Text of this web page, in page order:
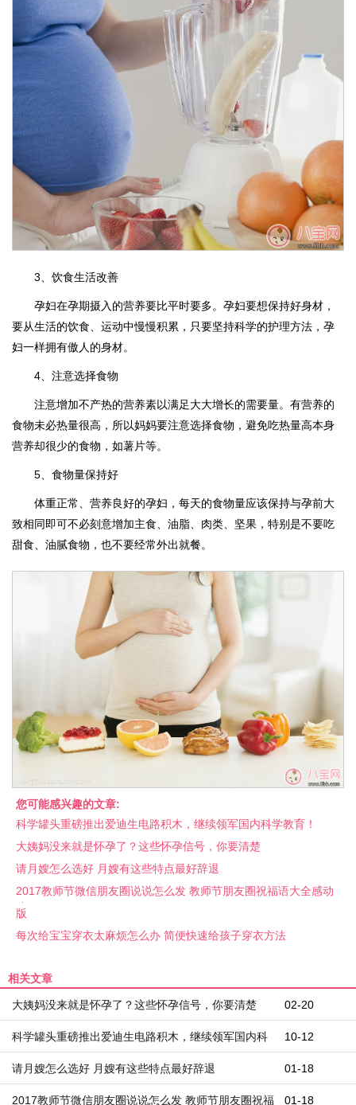
3、饮食生活改善
孕妇在孕期摄入的营养要比平时要多。孕妇要想保持好身材，
要从生活的饮食、运动中慢慢积累，只要坚持科学的护理方法，孕
妇一样拥有傲人的身材。
4、注意选择食物
注意增加不产热的营养素以满足大大增长的需要量。有营养的
食物未必热量很高，所以妈妈要注意选择食物，避免吃热量高本身
营养却很少的食物，如薯片等。
5、食物量保持好
体重正常、营养良好的孕妇，每天的食物量应该保持与孕前大
致相同即可不必刻意增加主食、油脂、肉类、坚果，特别是不要吃
甜食、油腻食物，也不要经常外出就餐。
您可能感兴趣的文章:
科学罐头重磅推出爱迪生电路积木，继续领军国内科学教育！
大姨妈没来就是怀孕了？这些怀孕信号，你要清楚
请月嫂怎么选好 月嫂有这些特点最好辞退
2017教师节微信朋友圈说说怎么发 教师节朋友圈祝福语大全感动
版
每次给宝宝穿衣太麻烦怎么办 简便快速给孩子穿衣方法
相关文章
02-20
大姨妈没来就是怀孕了？这些怀孕信号，你要清楚
10-12
科学罐头重磅推出爱迪生电路积木，继续领军国内科
学教育！ 01-18
请月嫂怎么选好 月嫂有这些特点最好辞退
01-18
2017教师节微信朋友圈说说怎么发 教师节朋友圈祝福